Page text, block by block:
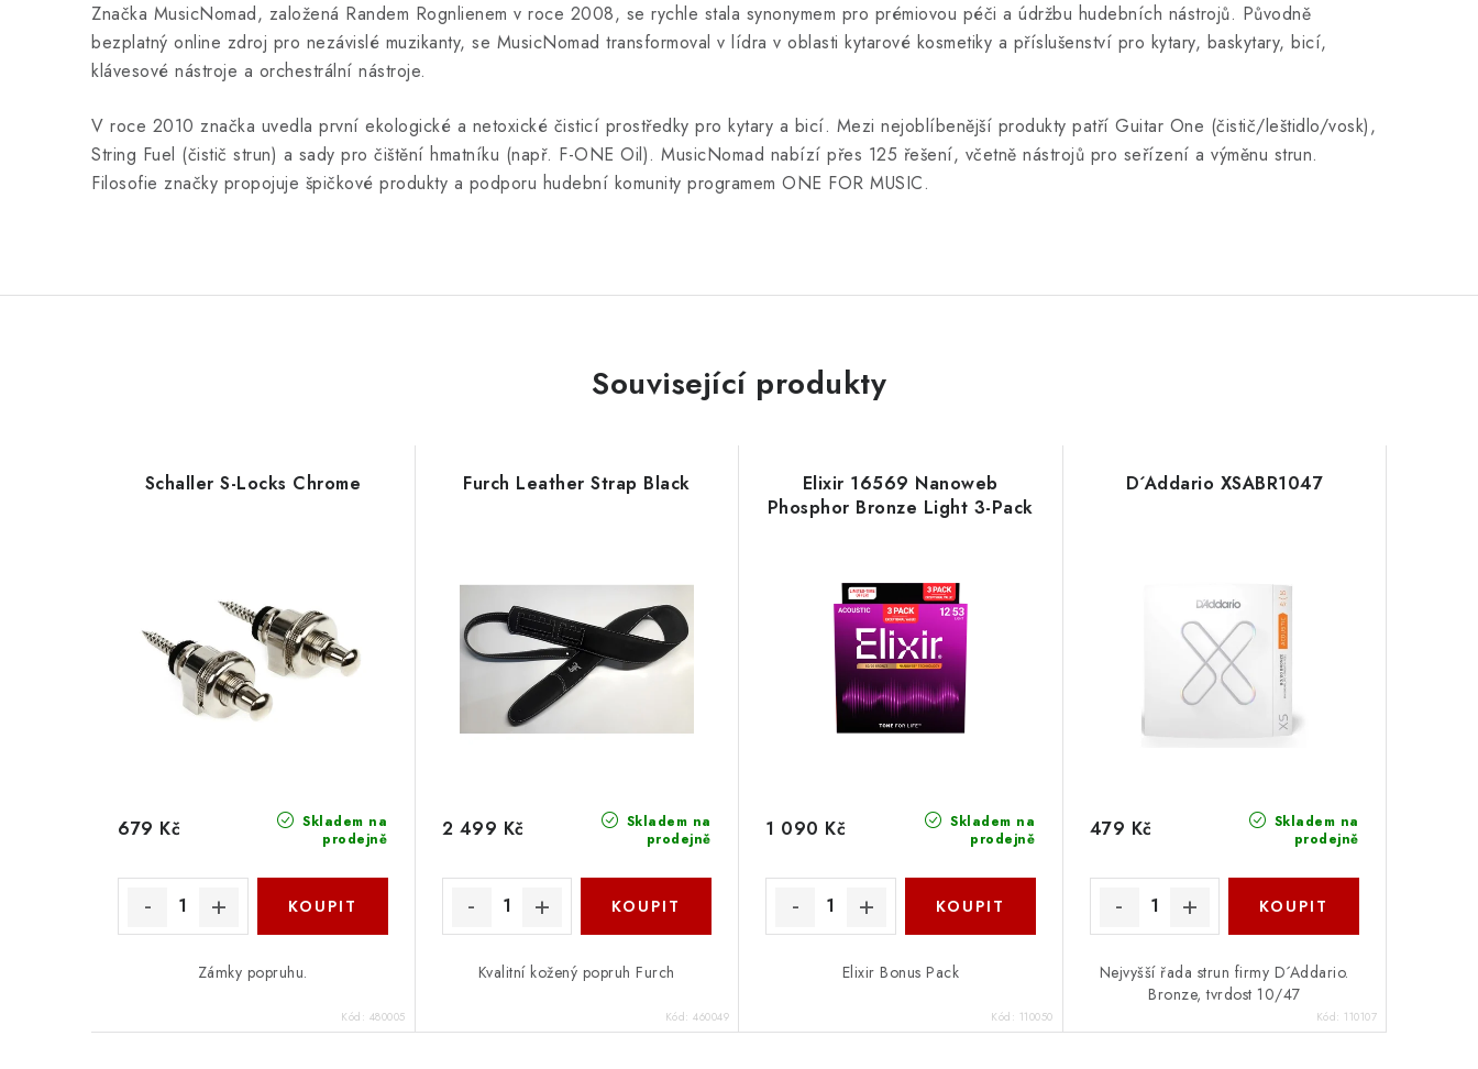
Značka MusicNomad, založená Randem Rognlienem v roce 2008, se rychle stala synonymem pro prémiovou péči a údržbu hudebních nástrojů. Původně
bezplatný online zdroj pro nezávislé muzikanty, se MusicNomad transformoval v lídra v oblasti kytarové kosmetiky a příslušenství pro kytary, baskytary, bicí,
klávesové nástroje a orchestrální nástroje.
V roce 2010 značka uvedla první ekologické a netoxické čisticí prostředky pro kytary a bicí. Mezi nejoblíbenější produkty patří Guitar One (čistič/leštidlo/vosk),
String Fuel (čistič strun) a sady pro čištění hmatníku (např. F-ONE Oil). MusicNomad nabízí přes 125 řešení, včetně nástrojů pro seřízení a výměnu strun.
Filosofie značky propojuje špičkové produkty a podporu hudební komunity programem ONE FOR MUSIC.
Související produkty
Schaller S-Locks Chrome
Skladem na
prodejně
679 Kč
Zámky popruhu.
Kód: 480005
Furch Leather Strap Black
Skladem na
prodejně
2 499 Kč
Kvalitní kožený popruh Furch
Kód: 460049
Elixir 16569 Nanoweb
Phosphor Bronze Light 3-Pack
Skladem na
prodejně
1 090 Kč
Elixir Bonus Pack
Kód: 110050
D´Addario XSABR1047
Skladem na
prodejně
479 Kč
Nejvyšší řada strun firmy D´Addario.
Bronze, tvrdost 10/47
Kód: 110107